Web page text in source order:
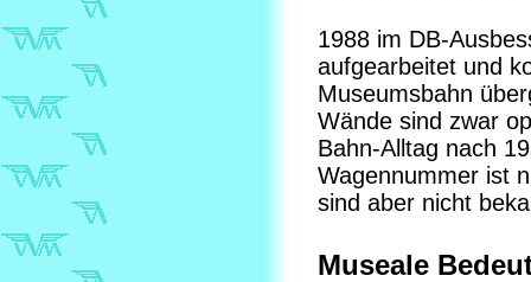
1988 im DB-
aufgearbeitet und
Museumsbahn
Wände sind zwar
Bahn-Alltag nach
Wagennummer ist
sind aber nicht
Museale